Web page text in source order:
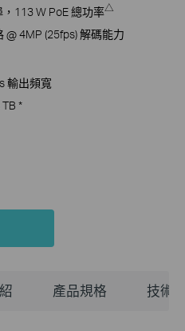
113 W PoE 總功率△
@ 4MP (25fps) 解碼能力
輸出頻寬
*
產品規格 技術